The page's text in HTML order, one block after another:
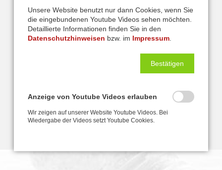
Preise
Hier finden Sie unsere aktuelle Preisübersicht. In den Preisen sind
je nach Kurs auch Lehrbücher, Seekarten, Übungsbögen u.v.m.
Unsere Website benutzt nur dann Cookies, wenn Sie
die eingebundenen Youtube Videos sehen möchten.
Detaillierte Informationen finden Sie in den
Datenschutzhinweisen bzw. im Impressum
Bestätigen
Anzeige von Youtube Videos erlauben
Wir zeigen auf unserer Website Youtube Videos. Bei
Wiedergabe der Videos setzt Youtube Cookies.